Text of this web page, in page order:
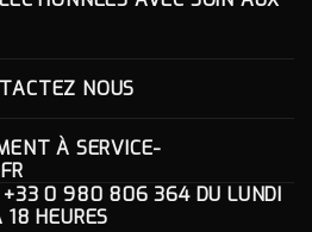
NOUS
À SERVICE-
+33 0 980 806 364DU LUNDI
HEURES